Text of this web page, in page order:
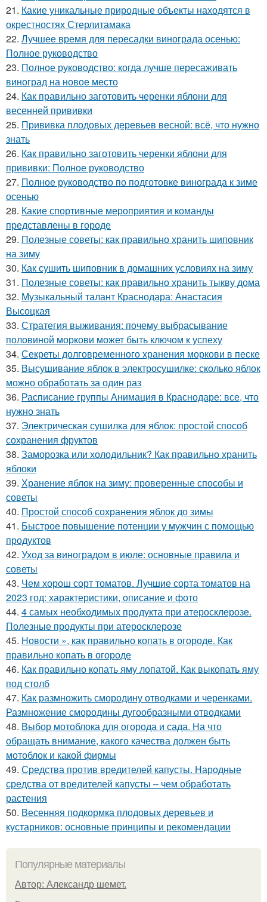
21. Какие уникальные природные объекты находятся в
окрестностях Стерлитамака
22. Лучшее время для пересадки винограда осенью:
Полное руководство
23. Полное руководство: когда лучше пересаживать
виноград на новое место
24. Как правильно заготовить черенки яблони для
весенней прививки
25. Прививка плодовых деревьев весной: всё, что нужно
знать
26. Как правильно заготовить черенки яблони для
прививки: Полное руководство
27. Полное руководство по подготовке винограда к зиме
осенью
28. Какие спортивные мероприятия и команды
представлены в городе
29. Полезные советы: как правильно хранить шиповник
на зиму
30. Как сушить шиповник в домашних условиях на зиму
31. Полезные советы: как правильно хранить тыкву дома
32. Музыкальный талант Краснодара: Анастасия
Высоцкая
33. Стратегия выживания: почему выбрасывание
половиной моркови может быть ключом к успеху
34. Секреты долговременного хранения моркови в песке
35. Высушивание яблок в электросушилке: сколько яблок
можно обработать за один раз
36. Расписание группы Анимация в Краснодаре: все, что
нужно знать
37. Электрическая сушилка для яблок: простой способ
сохранения фруктов
38. Заморозка или холодильник? Как правильно хранить
яблоки
39. Хранение яблок на зиму: проверенные способы и
советы
40. Простой способ сохранения яблок до зимы
41. Быстрое повышение потенции у мужчин с помощью
продуктов
42. Уход за виноградом в июле: основные правила и
советы
43. Чем хорош сорт томатов. Лучшие сорта томатов на
2023 год: характеристики, описание и фото
44. 4 самых необходимых продукта при атеросклерозе.
Полезные продукты при атеросклерозе
45. Новости », как правильно копать в огороде. Как
правильно копать в огороде
46. Как правильно копать яму лопатой. Как выкопать яму
под столб
47. Как размножить смородину отводками и черенками.
Размножение смородины дугообразными отводками
48. Выбор мотоблока для огорода и сада. На что
обращать внимание, какого качества должен быть
мотоблок и какой фирмы
49. Средства против вредителей капусты. Народные
средства от вредителей капусты – чем обработать
растения
50. Весенняя подкормка плодовых деревьев и
кустарников: основные принципы и рекомендации
Популярные материалы
Автор: Александр шемет.